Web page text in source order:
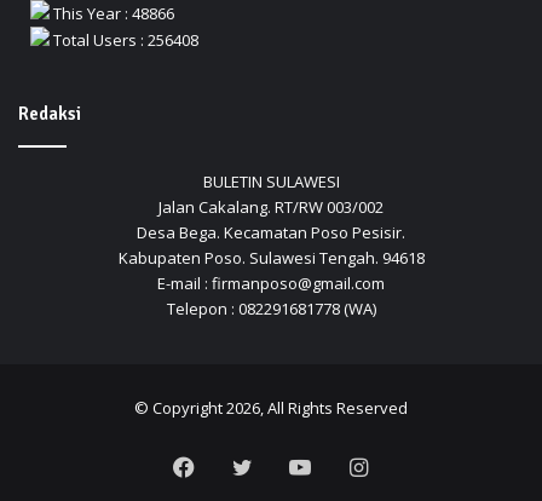
This Year : 48866
Total Users : 256408
Redaksi
BULETIN SULAWESI
Jalan Cakalang. RT/RW 003/002
Desa Bega. Kecamatan Poso Pesisir.
Kabupaten Poso. Sulawesi Tengah. 94618
E-mail : firmanposo@gmail.com
Telepon : 082291681778 (WA)
© Copyright 2026, All Rights Reserved
Facebook
TwitterYouTubeInstagram